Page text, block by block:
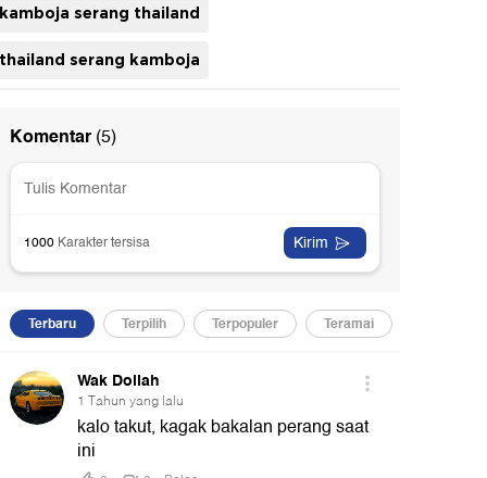
kamboja serang thailand
thailand serang kamboja